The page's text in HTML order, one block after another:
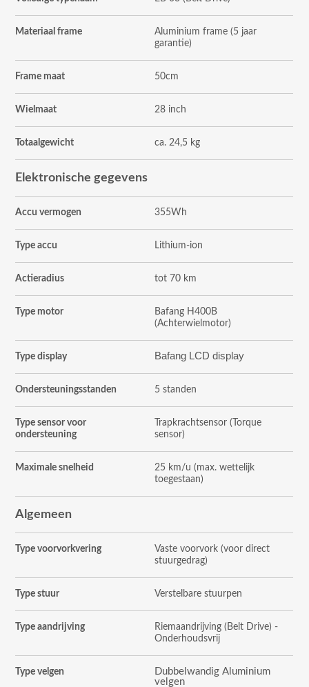
Materiaal frame
Aluminium frame (5 jaar
garantie)
Frame maat 50cm
Wielmaat 28 inch
Totaalgewicht ca. 24,5 kg
Elektronische gegevens
Accu vermogen 355Wh
Type accu Lithium-ion
Actieradius tot 70 km
Type motor
Bafang H400B
(Achterwielmotor)
Type display Bafang LCD display
Ondersteuningsstanden 5 standen
Type sensor voor
ondersteuning
Trapkrachtsensor (Torque
sensor)
Maximale snelheid
25 km/u (max. wettelijk
toegestaan)
Algemeen
Type voorvorkvering
Vaste voorvork (voor direct
stuurgedrag)
Type stuur Verstelbare stuurpen
Type aandrijving
Riemaandrijving (Belt Drive) -
Onderhoudsvrij
Type velgen
Dubbelwandig Aluminium
velgen